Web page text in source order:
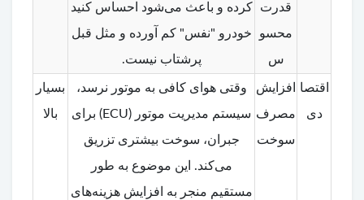
قدرت
محسو
س
کرده و باعث می‌شود احساس کنید
خودرو "نفس" کم آورده و مثل قبل
پرشتاب نیست.
اقتصا
دی
افزایش
مصرف
سوخت
وقتی هوای کافی به موتور نرسد،
سیستم مدیریت موتور (ECU) برای
جبران، سوخت بیشتری تزریق
می‌کند. این موضوع به طور
مستقیم منجر به افزایش هزینه‌های
بسیار
بالا